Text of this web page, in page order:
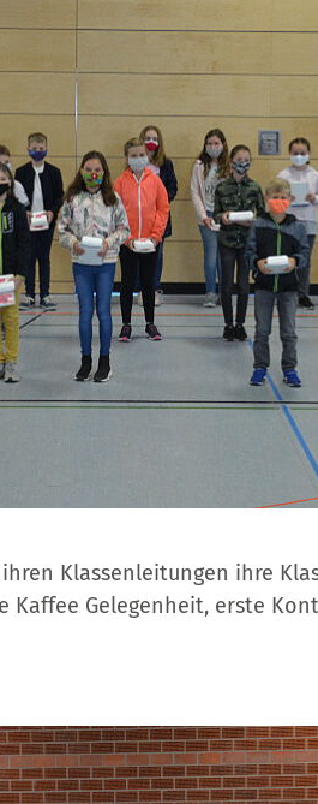
Klassenleitungen ihre
Kaffee Gelegenheit, erste